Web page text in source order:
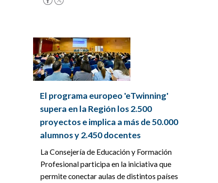
El programa europeo 'eTwinning'
supera en la Región los 2.500
proyectos e implica a más de 50.000
alumnos y 2.450 docentes
La Consejería de Educación y Formación
Profesional participa en la iniciativa que
permite conectar aulas de distintos países